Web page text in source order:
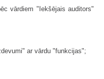
vārdiem "Iekšējais auditors"
ar vārdu "funkcijas";